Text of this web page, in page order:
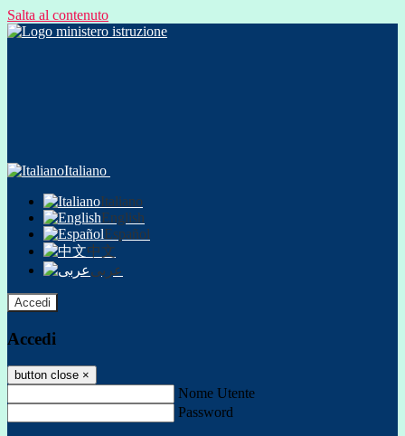
Salta al contenuto
Italiano
Italiano
English
Español
中文
عربى
Accedi
Accedi
button close ×
Nome Utente
Password